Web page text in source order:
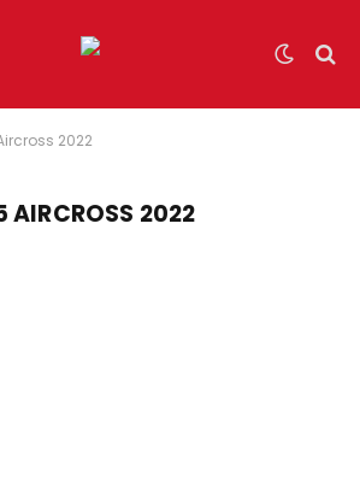
2022
AIRCROSS 2022